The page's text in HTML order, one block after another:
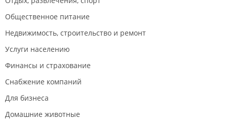
Общественное питание
Недвижимость, строительство и ремонт
Услуги населению
Финансы и страхование
Снабжение компаний
Для бизнеса
Домашние животные